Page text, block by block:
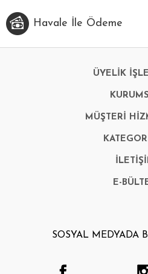
Havale İle Ödeme
ÜYELİK
MÜŞTERİ
E-
SOSYAL MEDYADA